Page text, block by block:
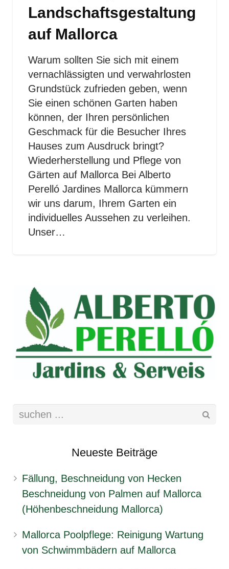
Landschaftsgestaltung
auf Mallorca
Warum sollten Sie sich mit einem
vernachlässigten und verwahrlosten
Grundstück zufrieden geben, wenn
Sie einen schönen Garten haben
können, der Ihren persönlichen
Geschmack für die Besucher Ihres
Hauses zum Ausdruck bringt?
Wiederherstellung und Pflege von
Gärten auf Mallorca Bei Alberto
Perelló Jardines Mallorca kümmern
wir uns darum, Ihrem Garten ein
individuelles Aussehen zu verleihen.
Unser…
Neueste Beiträge
Fällung, Beschneidung von Hecken
Beschneidung von Palmen auf Mallorca
(Höhenbeschneidung Mallorca)
Mallorca Poolpflege: Reinigung Wartung
von Schwimmbädern auf Mallorca